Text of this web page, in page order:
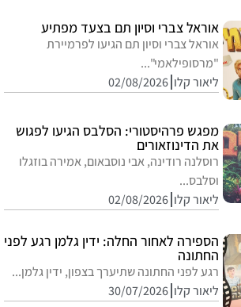
אוראל צברי וסיון תם בצעד מפתיע
אוראל צברי וסיון תם הגיעו לפרמיירת
"מרסופילאמי"...
ליאור קלו 02/08/2026
מפגש פרהיסטורי: הסלבס הגיעו לפגוש
את הדינוזאורים
רוסלנה רודינה, אבי נוסבאום, אמירה בוזגלו
וסלבס...
ליאור קלו 02/08/2026
הספירה לאחור החלה: ידין גלמן רגע לפני
החתונה
רגע לפני החתונה שתיערך בצפון, ידין גלמן...
ליאור קלו 30/07/2026